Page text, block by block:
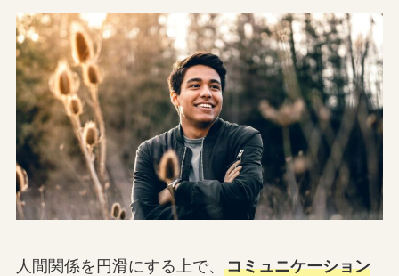
人間関係を円滑にする上で、 コミュニケーション